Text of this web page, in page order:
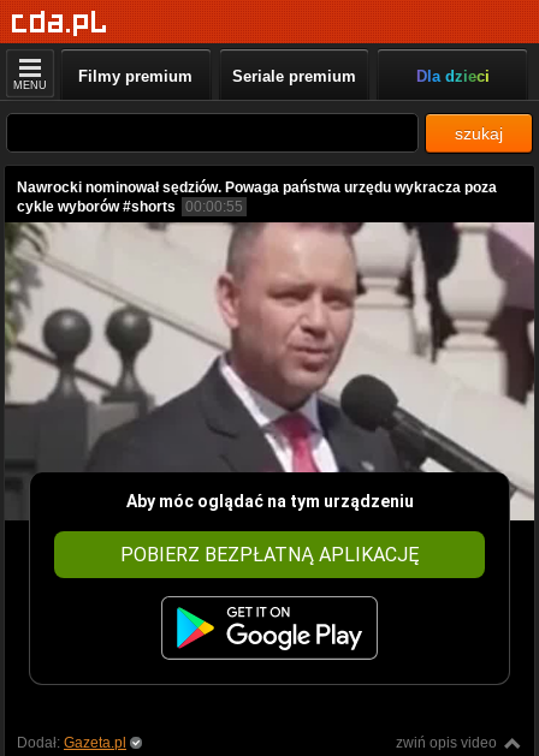
MENU Filmy premium Seriale premium Dla dzieci
szukaj
Nawrocki nominował sędziów. Powaga państwa urzędu wykracza poza
cykle wyborów #shorts
00:00:55
Aby móc oglądać na tym urządzeniu
POBIERZ BEZPŁATNĄ APLIKACJĘ
zwiń opis video
Dodał: Gazeta.pl